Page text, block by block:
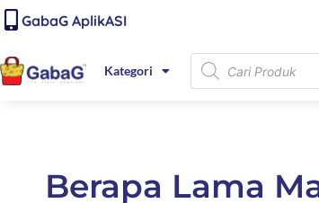
content
Lewati
ke
konten
GabaG AplikASI
Kategori
Products
search
Berapa Lama